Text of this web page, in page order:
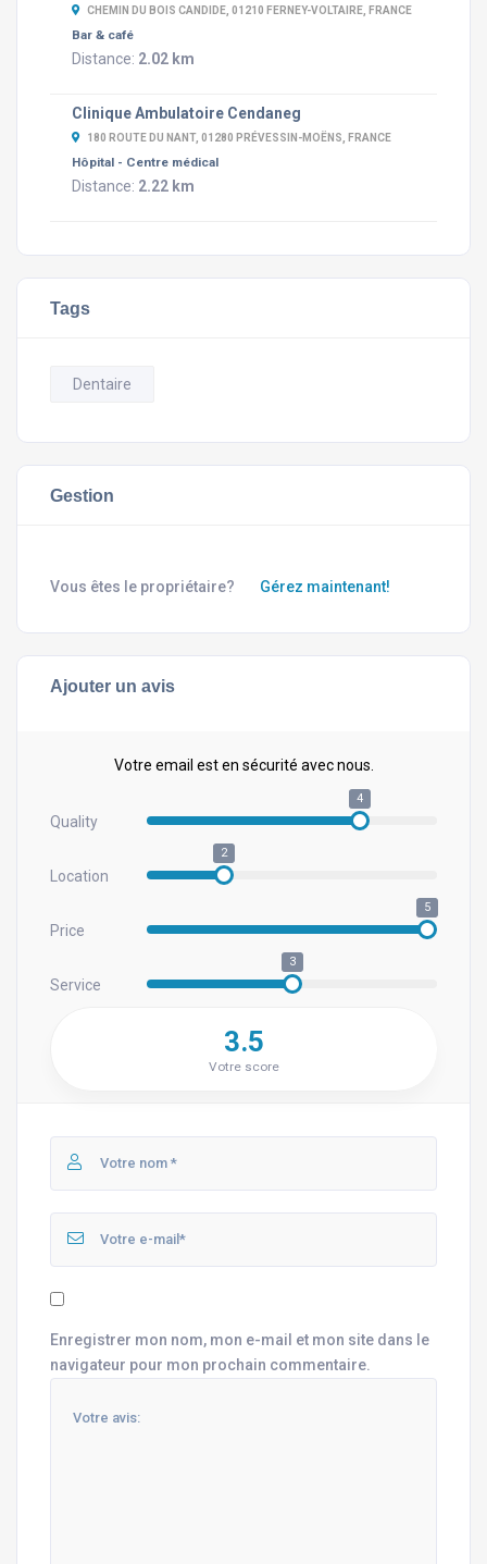
CHEMIN DU BOIS CANDIDE, 01210 FERNEY-VOLTAIRE, FRANCE
Bar & café
Distance: 2.02 km
Clinique Ambulatoire Cendaneg
180 ROUTE DU NANT, 01280 PRÉVESSIN-MOËNS, FRANCE
Hôpital - Centre médical
Distance: 2.22 km
Tags
Dentaire
Gestion
Vous êtes le propriétaire? Gérez maintenant!
Ajouter un avis
Votre email est en sécurité avec nous.
Quality
4
Location
2
Price
5
Service
3
3.5
Votre score
Enregistrer mon nom, mon e-mail et mon site dans le
navigateur pour mon prochain commentaire.